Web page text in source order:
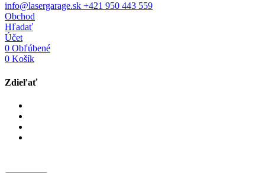
info@lasergarage.sk +421 950 443 559
Obchod
Hľadať
Účet
0 Obľúbené
0 Košík
Zdieľať